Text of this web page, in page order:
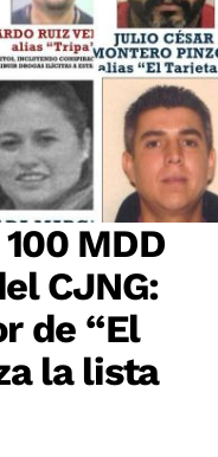
MDD
CJNG:
de “El
la lista